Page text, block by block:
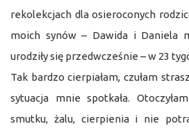
rekolekcjach dla osieroconych
moich synów – Dawida i Daniela
urodziły się przedwcześnie – w 23
Tak bardzo cierpiałam, czułam
sytuacja mnie spotkała.
smutku, żalu, cierpienia i nie